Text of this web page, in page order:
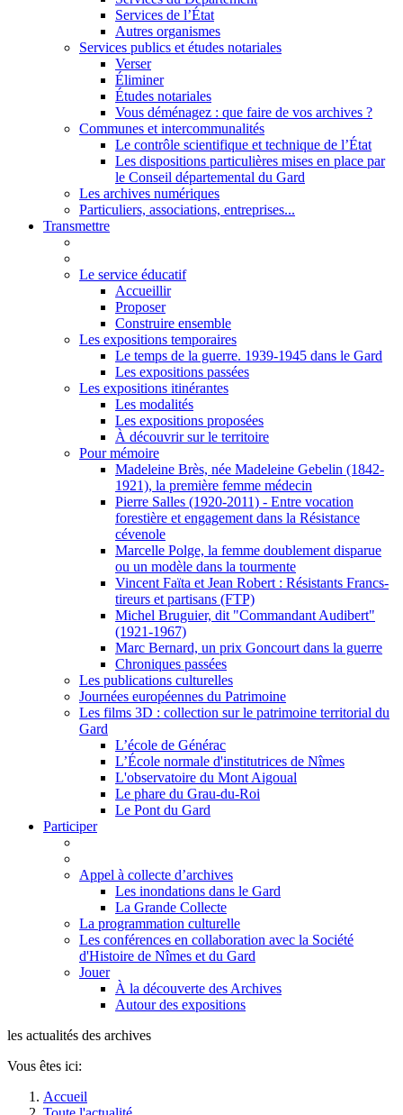
Services de l’État
Autres organismes
Services publics et études notariales
Verser
Éliminer
Études notariales
Vous déménagez : que faire de vos archives ?
Communes et intercommunalités
Le contrôle scientifique et technique de l’État
Les dispositions particulières mises en place par
le Conseil départemental du Gard
Les archives numériques
Particuliers, associations, entreprises...
Transmettre
Le service éducatif
Accueillir
Proposer
Construire ensemble
Les expositions temporaires
Le temps de la guerre. 1939-1945 dans le Gard
Les expositions passées
Les expositions itinérantes
Les modalités
Les expositions proposées
À découvrir sur le territoire
Pour mémoire
Madeleine Brès, née Madeleine Gebelin (1842-
1921), la première femme médecin
Pierre Salles (1920-2011) - Entre vocation
forestière et engagement dans la Résistance
cévenole
Marcelle Polge, la femme doublement disparue
ou un modèle dans la tourmente
Vincent Faïta et Jean Robert : Résistants Francs-
tireurs et partisans (FTP)
Michel Bruguier, dit "Commandant Audibert"
(1921-1967)
Marc Bernard, un prix Goncourt dans la guerre
Chroniques passées
Les publications culturelles
Journées européennes du Patrimoine
Les films 3D : collection sur le patrimoine territorial du
Gard
L’école de Générac
L’École normale d'institutrices de Nîmes
L'observatoire du Mont Aigoual
Le phare du Grau-du-Roi
Le Pont du Gard
Participer
Appel à collecte d’archives
Les inondations dans le Gard
La Grande Collecte
La programmation culturelle
Les conférences en collaboration avec la Société
d'Histoire de Nîmes et du Gard
Jouer
À la découverte des Archives
Autour des expositions
les actualités des archives
Vous êtes ici:
Accueil